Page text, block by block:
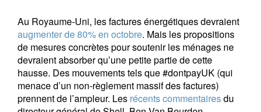
Au Royaume-Uni, les factures énergétiques devraient
augmenter de 80% en octobre. Mais les propositions
de mesures concrètes pour soutenir les ménages ne
devraient absorber qu’une petite partie de cette
hausse. Des mouvements tels que #dontpayUK (qui
menace d’un non-règlement massif des factures)
prennent de l’ampleur. Les récents commentairesdu